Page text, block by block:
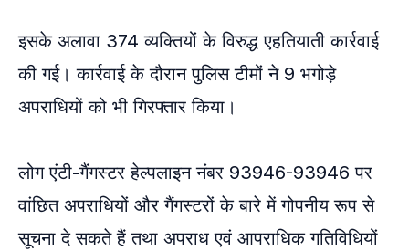
इसके अलावा 374 व्यक्तियों के विरुद्ध एहतियाती कार्रवाई
की गई। कार्रवाई के दौरान पुलिस टीमों ने 9 भगोड़े
अपराधियों को भी गिरफ्तार किया।
लोग एंटी-गैंगस्टर हेल्पलाइन नंबर 93946-93946 पर
वांछित अपराधियों और गैंगस्टरों के बारे में गोपनीय रूप से
सूचना दे सकते हैं तथा अपराध एवं आपराधिक गतिविधियों